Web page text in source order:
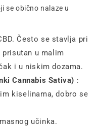
se obično nalaze u
Često se stavlja pri
u malim
i u niskim dozama.
Cannabis Sativa) :
kiselinama, dobro se
učinka.